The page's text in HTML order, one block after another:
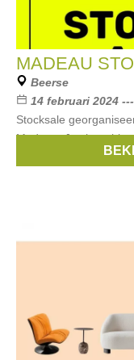
MADEAU
Beerse
14 februari 2024
Stocksale
Madeau. Je shopt
aan ronde prijzen